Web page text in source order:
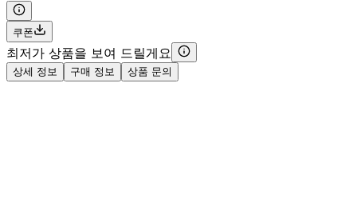
쿠폰
최저가 상품을 보여 드릴게요
상세 정보 구매 정보 상품 문의